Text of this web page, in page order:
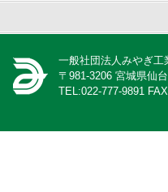
一般社団法人みやぎ工
〒981-3206 宮城県仙
TEL:022-777-9891